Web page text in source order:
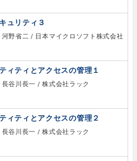
ュリティ３
野省二 / 日本マイクロソフト株式会社
ィティとアクセスの管理１
谷川長一 / 株式会社ラック
ィティとアクセスの管理２
谷川長一 / 株式会社ラック